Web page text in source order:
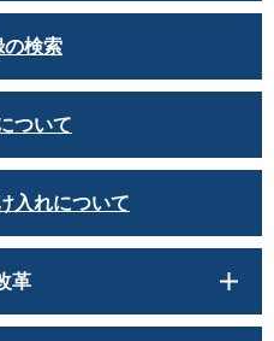
の検索
ついて
入れについて
革